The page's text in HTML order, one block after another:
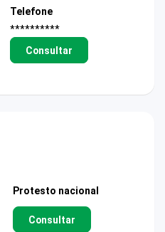
Telefone
**********
Consultar
Protesto nacional
Consultar